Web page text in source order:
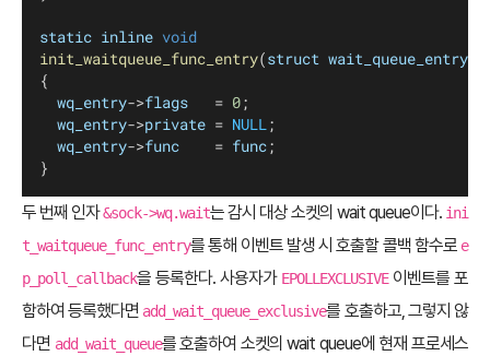
static inline void
init_waitqueue_func_entry(struct wait_queue_entry
{
wq_entry->flags
		=
0;
wq_entry->private
	=
NULL;
wq_entry->func
		=
func;
}
두 번째 인자&sock->wq.wait는 감시 대상 소켓의 wait queue이다. ini
t_waitqueue_func_entry를 통해 이벤트 발생 시 호출할 콜백 함수로 e
p_poll_callback을 등록한다. 사용자가 EPOLLEXCLUSIVE이벤트를 포
함하여 등록했다면 add_wait_queue_exclusive를 호출하고, 그렇지 않
다면 add_wait_queue를 호출하여 소켓의 wait queue에 현재 프로세스